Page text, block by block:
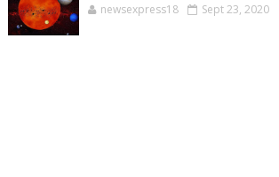
newsexpress18 Sept 23, 2020